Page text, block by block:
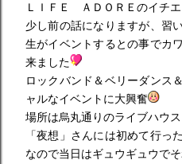
ＬＩＦＥ ＡＤＯＲＥのイチ
少し前の話になりますが、習
生がイベントするとの事でカ
来ました
ロックバンド＆ベリーダンス
ャルなイベントに大興奮
場所は烏丸通りのライブハウ
「夜想」さんには初めて行っ
なので当日はギュウギュウで